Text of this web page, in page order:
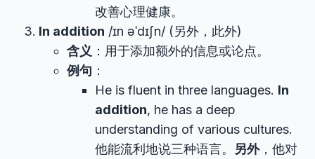
改善心理健康。
In addition /ɪn əˈdɪʃn/ (另外，此外)
含义 ：用于添加额外的信息或论点。
例句 ：
He is fluent in three languages. In
addition, he has a deep
understanding of various cultures.
他能流利地说三种语言。 另外，他对